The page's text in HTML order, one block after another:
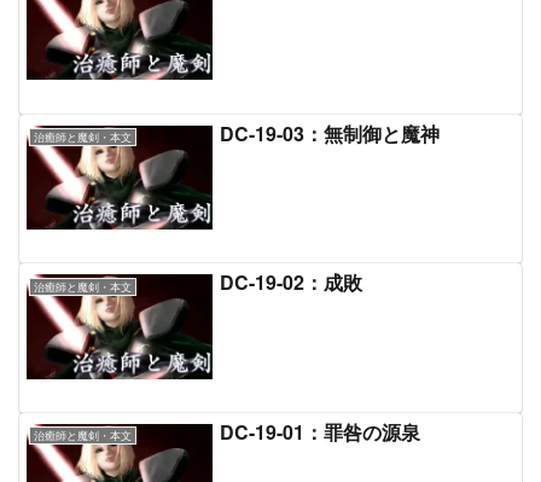
治癒師と魔剣・本文 DC-19-03：無制御と魔神
治癒師と魔剣・本文 DC-19-02：成敗
治癒師と魔剣・本文 DC-19-01：罪咎の源泉